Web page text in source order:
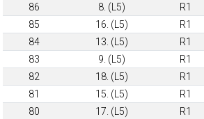
86
8. (L5) R1
85
16. (L5) R1
84
13. (L5) R1
83
9. (L5) R1
82
18. (L5) R1
81
15. (L5) R1
80
17. (L5) R1